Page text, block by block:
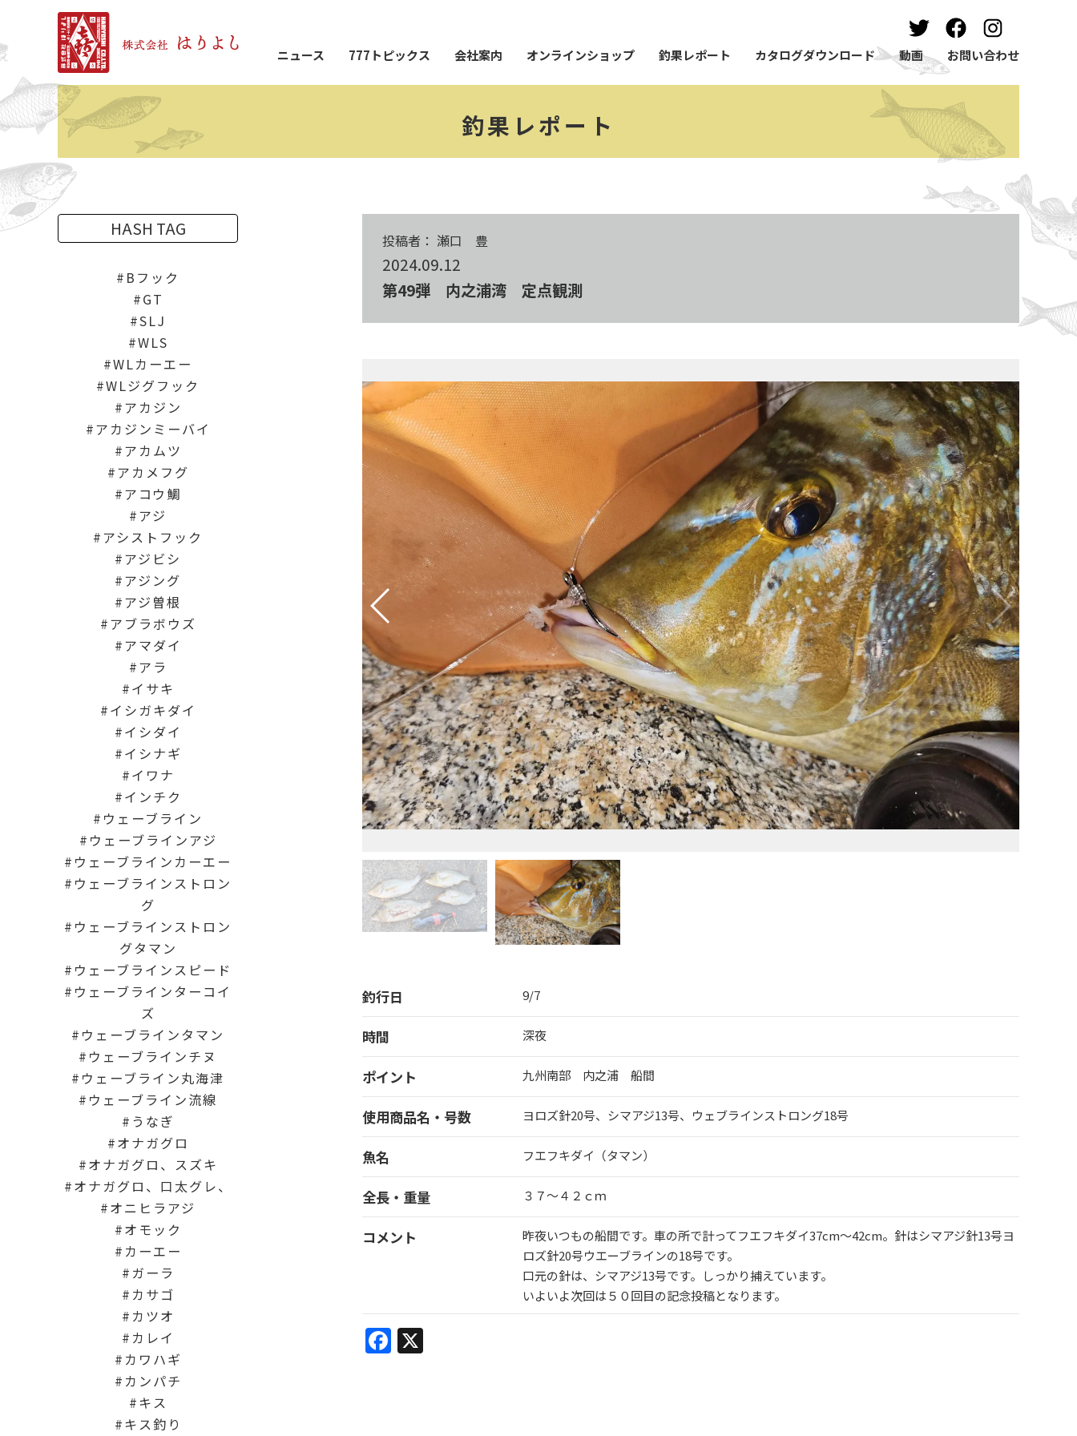
ニュース 777トピックス 会社案内 オンラインショップ 釣果レポート カタログダウンロード 動画 お問い合わせ
釣果レポート
投稿者： 瀬口 豊
2024.09.12
第49弾 内之浦湾 定点観測
釣行日 9/7
時間 深夜
ポイント 九州南部 内之浦 船間
使用商品名・号数 ヨロズ針20号、シマアジ13号、ウェブラインストロング18号
魚名 フエフキダイ（タマン）
全長・重量 ３７～４２ｃｍ
コメント
昨夜いつもの船間です。車の所で計ってフエフキダイ37cm～42cm。針はシマアジ針13号ヨ
ロズ針20号ウエーブラインの18号です。
口元の針は、シマアジ13号です。しっかり捕えています。
いよいよ次回は５０回目の記念投稿となります。
Facebook
HASH TAG
Bフック
GT
SLJ
WLS
WLカーエー
WLジグフック
アカジン
アカジンミーバイ
アカムツ
アカメフグ
アコウ鯛
アジ
アシストフック
アジビシ
アジング
アジ曽根
アブラボウズ
アマダイ
アラ
イサキ
イシガキダイ
イシダイ
イシナギ
イワナ
インチク
ウェーブライン
ウェーブラインアジ
ウェーブラインカーエー
ウェーブラインストロン
グ
ウェーブラインストロン
グタマン
ウェーブラインスピード
ウェーブラインターコイ
ズ
ウェーブラインタマン
ウェーブラインチヌ
ウェーブライン丸海津
ウェーブライン流線
うなぎ
オナガグロ
オナガグロ、スズキ
オナガグロ、口太グレ、
オニヒラアジ
オモック
カーエー
ガーラ
カサゴ
カツオ
カレイ
カワハギ
カンパチ
キス
キス釣り